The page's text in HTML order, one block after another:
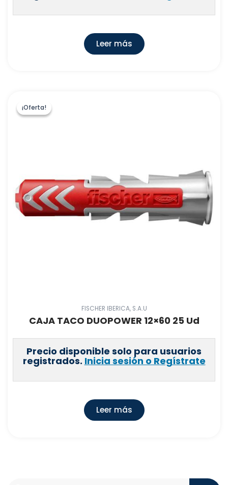
Leer más
¡Oferta!
¡Oferta!
FISCHER IBERICA, S.A.U
CAJA TACO DUOPOWER 12×60 25 Ud
Precio disponible solo para usuarios
registrados. Inicia sesión o Regístrate
Leer más